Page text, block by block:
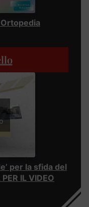
per la sfida del
IL VIDEO